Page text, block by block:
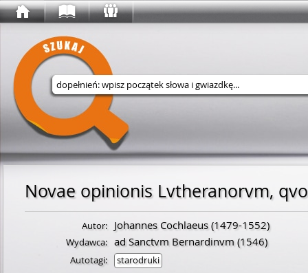
Wyszukaj w serwisie
Autor: Johannes Cochlaeus(1479-1552)
Wydawca: ad Sanctvm Bernardinvm(1546)
Autotagi:
starodruki